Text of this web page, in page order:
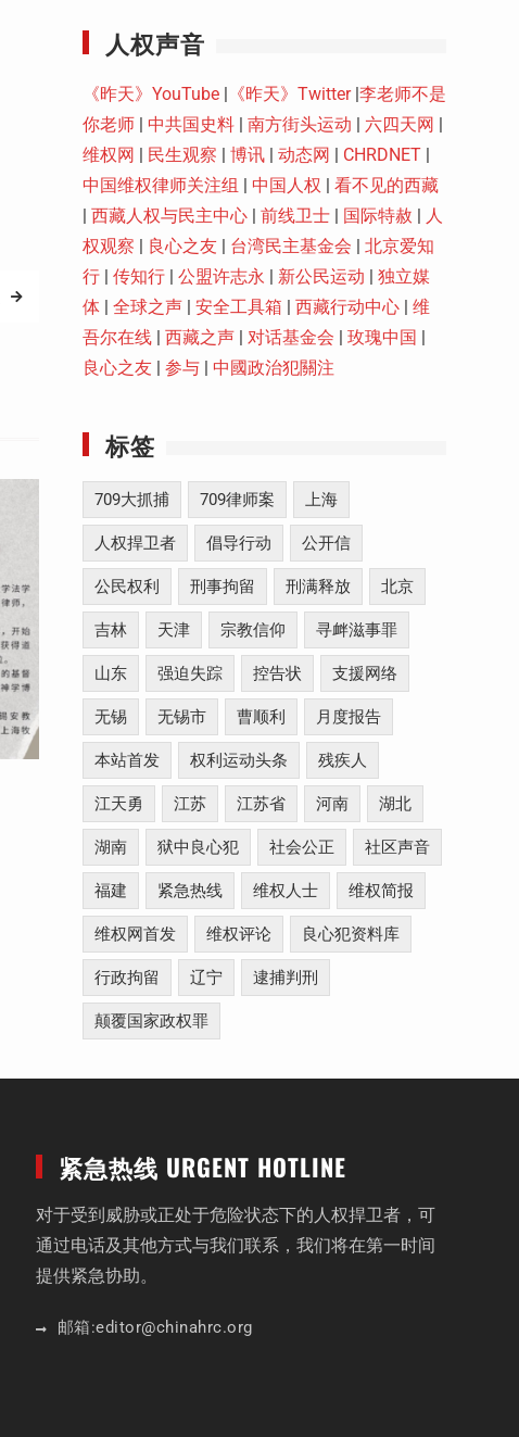
人权声音
《昨天》YouTube | 《昨天》Twitter|李老师不是
你老师 | 中共国史料 | 南方街头运动 | 六四天网 |
维权网 | 民生观察 | 博讯 | 动态网 | CHRDNET |
中国维权律师关注组 | 中国人权 | 看不见的西藏
| 西藏人权与民主中心 | 前线卫士 | 国际特赦 | 人
权观察 | 良心之友 | 台湾民主基金会 | 北京爱知
行 | 传知行 | 公盟许志永 | 新公民运动 | 独立媒
体 | 全球之声 | 安全工具箱 | 西藏行动中心 | 维
吾尔在线 | 西藏之声 | 对话基金会 | 玫瑰中国 |
良心之友 | 参与 | 中國政治犯關注
标签
709大抓捕 709律师案 上海
人权捍卫者 倡导行动 公开信
公民权利 刑事拘留 刑满释放 北京
吉林 天津 宗教信仰 寻衅滋事罪
山东 强迫失踪 控告状 支援网络
无锡 无锡市 曹顺利 月度报告
本站首发 权利运动头条 残疾人
江天勇 江苏 江苏省 河南 湖北
湖南 狱中良心犯 社会公正 社区声音
福建 紧急热线 维权人士 维权简报
维权网首发 维权评论 良心犯资料库
行政拘留 辽宁 逮捕判刑
颠覆国家政权罪
紧急热线 URGENT HOTLINE
对于受到威胁或正处于危险状态下的人权捍卫者，可
通过电话及其他方式与我们联系，我们将在第一时间
提供紧急协助。
邮箱:editor@chinahrc.org